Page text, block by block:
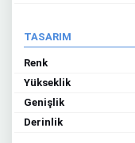
TASARIM
Renk
Yükseklik
Genişlik
Derinlik